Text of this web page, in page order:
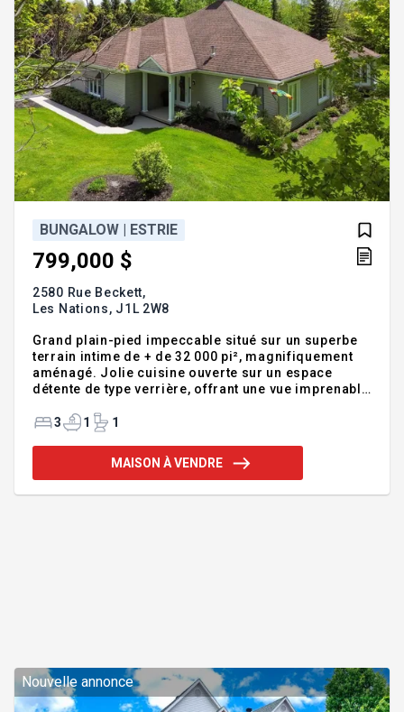
BUNGALOW | ESTRIE
799,000 $
2580 Rue Beckett,
Les Nations, J1L 2W8
Grand plain-pied impeccable situé sur un superbe
terrain intime de + de 32 000 pi², magnifiquement
aménagé. Jolie cuisine ouverte sur un espace
détente de type verrière, offrant une vue imprenable
salon et salle à manger. Deux chambres à coucher,
être convertie en troisième chambre. Abondante
lumière naturelle dans toutes les pièces, plancher
3 1 1
MAISON À VENDRE
Nouvelle annonce